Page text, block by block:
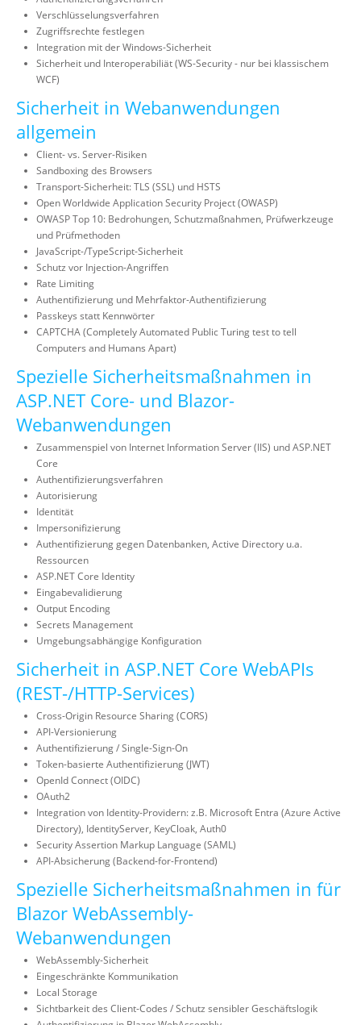
Verschlüsselungsverfahren
Zugriffsrechte festlegen
Integration mit der Windows-Sicherheit
Sicherheit und Interoperabiliät (WS-Security - nur bei klassischem
WCF)
Sicherheit in Webanwendungen
allgemein
Client- vs. Server-Risiken
Sandboxing des Browsers
Transport-Sicherheit: TLS (SSL) und HSTS
Open Worldwide Application Security Project (OWASP)
OWASP Top 10: Bedrohungen, Schutzmaßnahmen, Prüfwerkzeuge
und Prüfmethoden
JavaScript-/TypeScript-Sicherheit
Schutz vor Injection-Angriffen
Rate Limiting
Authentifizierung und Mehrfaktor-Authentifizierung
Passkeys statt Kennwörter
CAPTCHA (Completely Automated Public Turing test to tell
Computers and Humans Apart)
Spezielle Sicherheitsmaßnahmen in
ASP.NET Core- und Blazor-
Webanwendungen
Zusammenspiel von Internet Information Server (IIS) und ASP.NET
Core
Authentifizierungsverfahren
Autorisierung
Identität
Impersonifizierung
Authentifizierung gegen Datenbanken, Active Directory u.a.
Ressourcen
ASP.NET Core Identity
Eingabevalidierung
Output Encoding
Secrets Management
Umgebungsabhängige Konfiguration
Sicherheit in ASP.NET Core WebAPIs
(REST-/HTTP-Services)
Cross-Origin Resource Sharing (CORS)
API-Versionierung
Authentifizierung / Single-Sign-On
Token-basierte Authentifizierung (JWT)
OpenId Connect (OIDC)
OAuth2
Integration von Identity-Providern: z.B. Microsoft Entra (Azure Active
Directory), IdentityServer, KeyCloak, Auth0
Security Assertion Markup Language (SAML)
API-Absicherung (Backend-for-Frontend)
Spezielle Sicherheitsmaßnahmen in für
Blazor WebAssembly-
Webanwendungen
WebAssembly-Sicherheit
Eingeschränkte Kommunikation
Local Storage
Sichtbarkeit des Client-Codes / Schutz sensibler Geschäftslogik